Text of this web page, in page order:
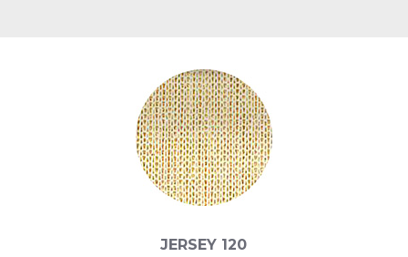
JERSEY 120